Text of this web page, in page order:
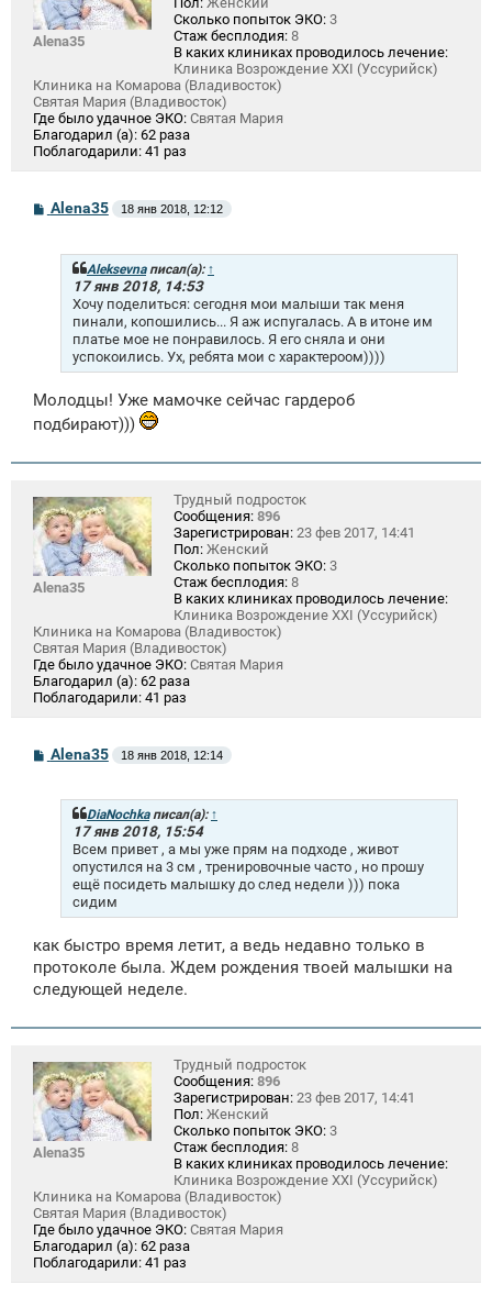
Alena35
Сколько попыток ЭКО: 3
Стаж бесплодия: 8
В каких клиниках проводилось лечение:
Клиника Возрождение XXI (Уссурийск)
Клиника на Комарова (Владивосток)
Святая Мария (Владивосток)
Где было удачное ЭКО: Святая Мария
Благодарил (а): 62 раза
Поблагодарили: 41 раз
С
Alena35 18 янв 2018, 12:12
Aleksevnaписал(а): ↑
17 янв 2018, 14:53
Хочу поделиться: сегодня мои малыши так меня
пинали, копошились... Я аж испугалась. А в итоне им
платье мое не понравилось. Я его сняла и они
успокоились. Ух, ребята мои с характероом))))
Молодцы! Уже мамочке сейчас гардероб
подбирают)))
Alena35
Трудный подросток
Сообщения: 896
Зарегистрирован: 23 фев 2017, 14:41
Пол: Женский
Сколько попыток ЭКО: 3
Стаж бесплодия: 8
В каких клиниках проводилось лечение:
Клиника Возрождение XXI (Уссурийск)
Клиника на Комарова (Владивосток)
Святая Мария (Владивосток)
Где было удачное ЭКО: Святая Мария
Благодарил (а): 62 раза
Поблагодарили: 41 раз
С
о
Alena35 18 янв 2018, 12:14
DiaNochkaписал(а): ↑
17 янв 2018, 15:54
Всем привет , а мы уже прям на подходе , живот
опустился на 3 см , тренировочные часто , но прошу
ещё посидеть малышку до след недели ))) пока
сидим
как быстро время летит, а ведь недавно только в
протоколе была. Ждем рождения твоей малышки на
следующей неделе.
Alena35
Трудный подросток
Сообщения: 896
Зарегистрирован: 23 фев 2017, 14:41
Пол: Женский
Сколько попыток ЭКО: 3
Стаж бесплодия: 8
В каких клиниках проводилось лечение:
Клиника Возрождение XXI (Уссурийск)
Клиника на Комарова (Владивосток)
Святая Мария (Владивосток)
Где было удачное ЭКО: Святая Мария
Благодарил (а): 62 раза
Поблагодарили: 41 раз